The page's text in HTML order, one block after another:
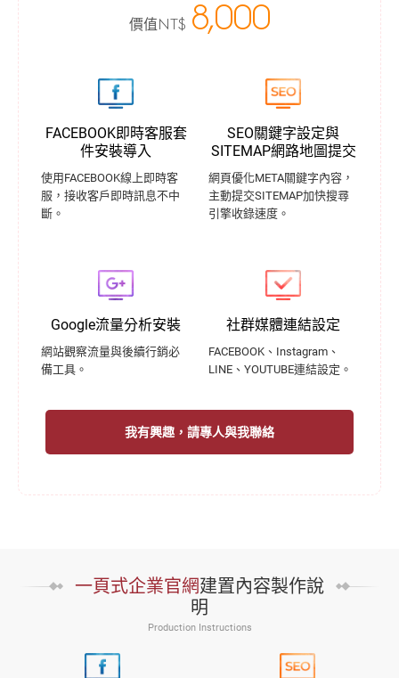
價值NT$ 8,000
FACEBOOK即時客服套
件安裝導入
使用FACEBOOK線上即時客
服，接收客戶即時訊息不中
斷。
SEO關鍵字設定與
SITEMAP網路地圖提交
網頁優化META關鍵字內容，
主動提交SITEMAP加快搜尋
引擎收錄速度。
Google流量分析安裝
網站觀察流量與後續行銷必
備工具。
社群媒體連結設定
FACEBOOK、Instagram、
LINE、YOUTUBE連結設定。
我有興趣，請專人與我聯絡
一頁式企業官網建置內容製作說
明
Production Instructions